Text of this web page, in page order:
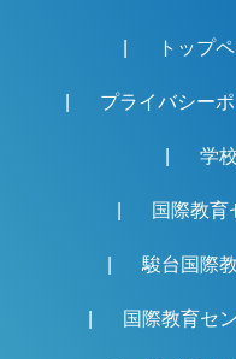
トップ
プライバシー
学
国際教育
駿台国際
国際教育セ